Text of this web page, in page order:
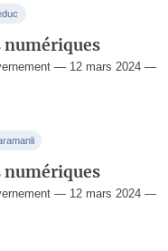
— 12 mars 2024 —
— 12 mars 2024 —